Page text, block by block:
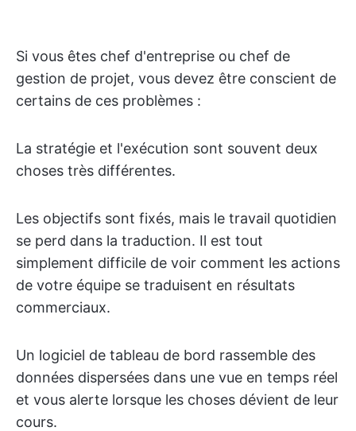
Si vous êtes chef d'entreprise ou chef de
gestion de projet, vous devez être conscient de
certains de ces problèmes :
La stratégie et l'exécution sont souvent deux
choses très différentes.
Les objectifs sont fixés, mais le travail quotidien
se perd dans la traduction. Il est tout
simplement difficile de voir comment les actions
de votre équipe se traduisent en résultats
commerciaux.
Un logiciel de tableau de bord rassemble des
données dispersées dans une vue en temps réel
et vous alerte lorsque les choses dévient de leur
cours.